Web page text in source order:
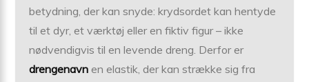
betydning, der kan snyde: krydsordet kan hentyde
til et dyr, et værktøj eller en fiktiv figur – ikke
nødvendigvis til en levende dreng. Derfor er
drengenavn en elastik, der kan strække sig fra